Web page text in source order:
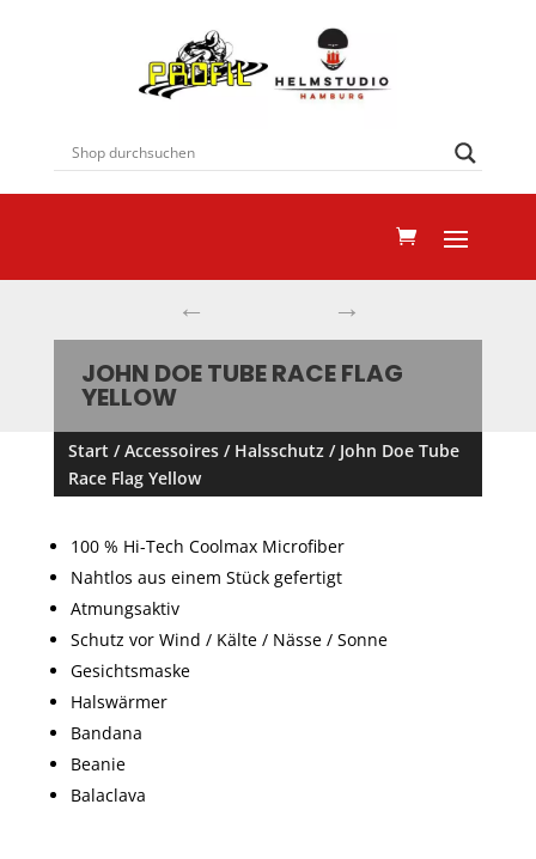
← →
JOHN DOE TUBE RACE FLAG
YELLOW
Start /Accessoires/ Halsschutz / John Doe Tube
Race Flag Yellow
100 % Hi-Tech Coolmax Microfiber
Nahtlos aus einem Stück gefertigt
Atmungsaktiv
Schutz vor Wind / Kälte / Nässe / Sonne
Gesichtsmaske
Halswärmer
Bandana
Beanie
Balaclava